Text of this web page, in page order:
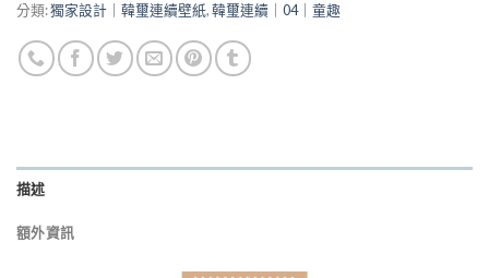
分類:獨家設計｜韓璽連續壁紙,韓璽連續｜04｜童趣
描述
額外資訊